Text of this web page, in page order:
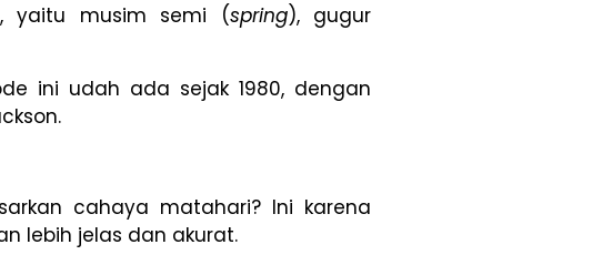
yaitu musim semi (spring), gugur
ini udah ada sejak 1980, dengan
cahaya matahari? Ini karena
lebih jelas dan akurat.